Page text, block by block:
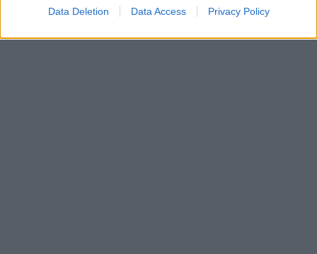
Data Deletion Data Access Privacy Policy